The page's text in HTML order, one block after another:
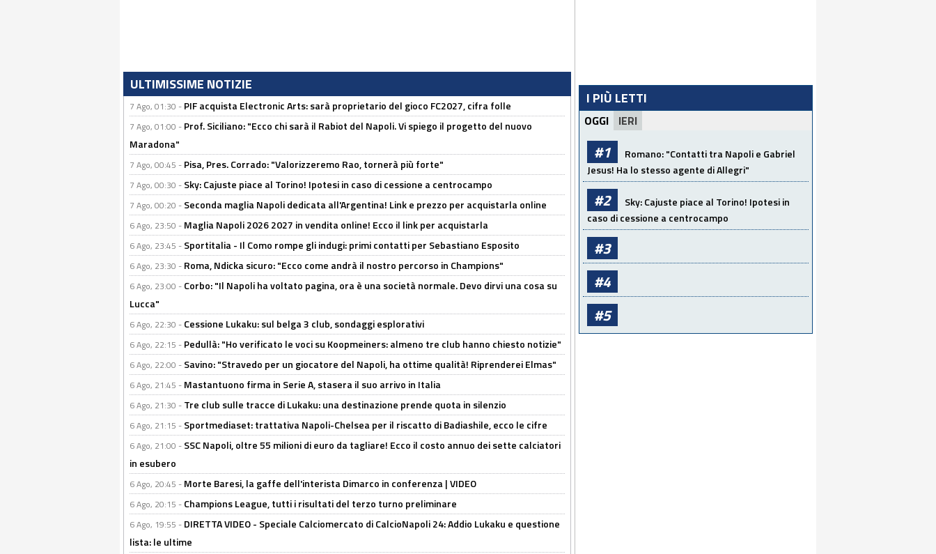
ULTIMISSIME NOTIZIE
7 Ago, 01:30 - PIF acquista Electronic Arts: sarà proprietario del gioco FC2027, cifra folle
7 Ago, 01:00 - Prof. Siciliano: "Ecco chi sarà il Rabiot del Napoli. Vi spiego il progetto del nuovo
Maradona"
7 Ago, 00:45 - Pisa, Pres. Corrado: "Valorizzeremo Rao, tornerà più forte"
7 Ago, 00:30 - Sky: Cajuste piace al Torino! Ipotesi in caso di cessione a centrocampo
7 Ago, 00:20 - Seconda maglia Napoli dedicata all'Argentina! Link e prezzo per acquistarla online
6 Ago, 23:50 - Maglia Napoli 2026 2027 in vendita online! Ecco il link per acquistarla
6 Ago, 23:45 - Sportitalia - Il Como rompe gli indugi: primi contatti per Sebastiano Esposito
6 Ago, 23:30 - Roma, Ndicka sicuro: "Ecco come andrà il nostro percorso in Champions"
6 Ago, 23:00 - Corbo: "Il Napoli ha voltato pagina, ora è una società normale. Devo dirvi una cosa su
Lucca"
6 Ago, 22:30 - Cessione Lukaku: sul belga 3 club, sondaggi esplorativi
6 Ago, 22:15 - Pedullà: "Ho verificato le voci su Koopmeiners: almeno tre club hanno chiesto notizie"
6 Ago, 22:00 - Savino: "Stravedo per un giocatore del Napoli, ha ottime qualità! Riprenderei Elmas"
6 Ago, 21:45 - Mastantuono firma in Serie A, stasera il suo arrivo in Italia
6 Ago, 21:30 - Tre club sulle tracce di Lukaku: una destinazione prende quota in silenzio
6 Ago, 21:15 - Sportmediaset: trattativa Napoli-Chelsea per il riscatto di Badiashile, ecco le cifre
6 Ago, 21:00 - SSC Napoli, oltre 55 milioni di euro da tagliare! Ecco il costo annuo dei sette calciatori
in esubero
6 Ago, 20:45 - Morte Baresi, la gaffe dell'interista Dimarco in conferenza | VIDEO
6 Ago, 20:15 - Champions League, tutti i risultati del terzo turno preliminare
6 Ago, 19:55 - DIRETTA VIDEO - Speciale Calciomercato di CalcioNapoli 24: Addio Lukaku e questione
lista: le ultime
I PIÙ LETTI
OGGI IERI
#1
Romano: "Contatti tra Napoli e Gabriel
Jesus! Ha lo stesso agente di Allegri"
#2
Sky: Cajuste piace al Torino! Ipotesi in
caso di cessione a centrocampo
#3
#4
#5